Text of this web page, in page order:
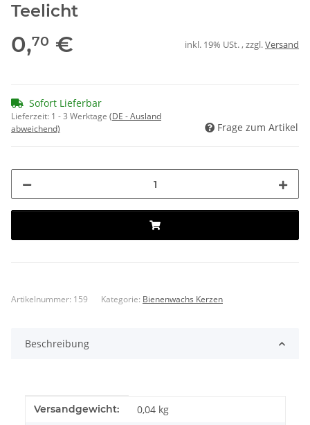
Teelicht
0,70 € inkl. 19% USt. , zzgl.Versand
Sofort Lieferbar
Lieferzeit: 1 - 3 Werktage (DE - Ausland
abweichend)
Frage zum Artikel
Artikelnummer: 159 Kategorie: Bienenwachs Kerzen
Beschreibung
Produkteigenschaft
Wert
Versandgewicht: 0,04 kg